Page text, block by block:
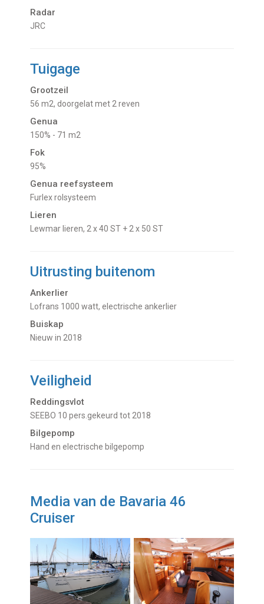
Radar
JRC
Tuigage
Grootzeil
56 m2, doorgelat met 2 reven
Genua
150% - 71 m2
Fok
95%
Genua reefsysteem
Furlex rolsysteem
Lieren
Lewmar lieren, 2 x 40 ST + 2 x 50 ST
Uitrusting buitenom
Ankerlier
Lofrans 1000 watt, electrische ankerlier
Buiskap
Nieuw in 2018
Veiligheid
Reddingsvlot
SEEBO 10 pers.gekeurd tot 2018
Bilgepomp
Hand en electrische bilgepomp
Media van de Bavaria 46
Cruiser